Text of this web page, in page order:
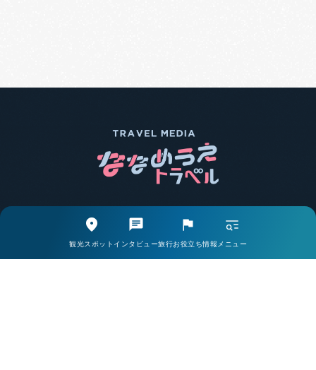
観光スポット インタビュー旅行お役立ち情報 メニュー
エリア別で探す
観光スポットから探す
取材・インタビューから探す